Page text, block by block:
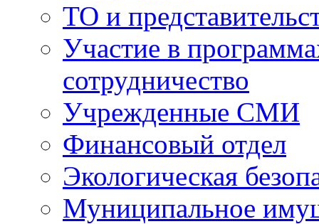
ТО и
Участие в
сотрудничество
Учрежденные СМИ
Финансовый отдел
Экологическая
Муниципальное